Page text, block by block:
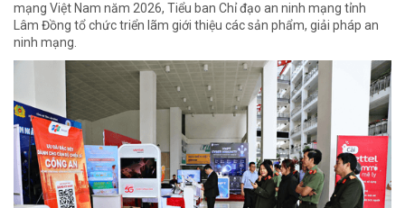
mạng Việt Nam năm 2026, Tiểu ban Chỉ đạo an ninh mạng tỉnh
Lâm Đồng tổ chức triển lãm giới thiệu các sản phẩm, giải pháp an
ninh mạng.